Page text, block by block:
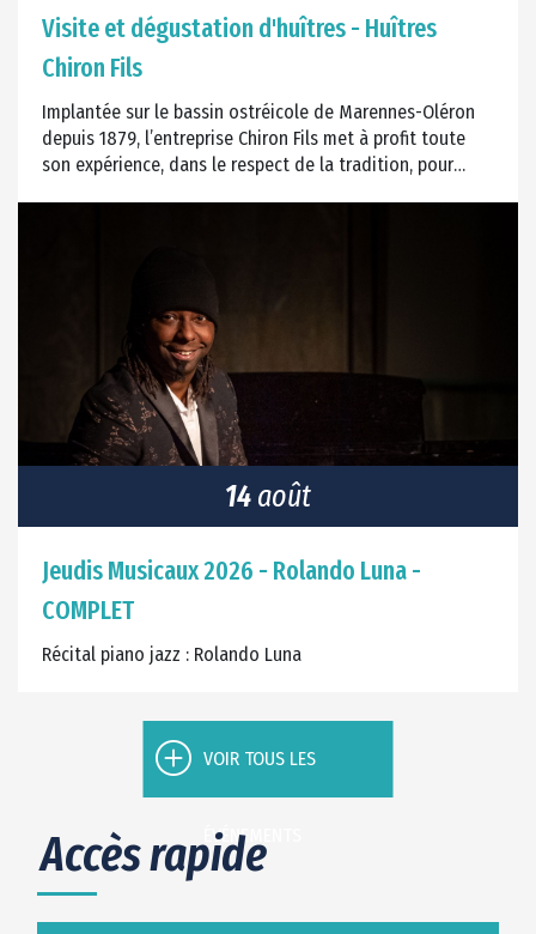
Visite et dégustation d'huîtres - Huîtres
Chiron Fils
Implantée sur le bassin ostréicole de Marennes-Oléron
depuis 1879, l’entreprise Chiron Fils met à profit toute
son expérience, dans le respect de la tradition, pour
14août
Jeudis Musicaux 2026 - Rolando Luna -
COMPLET
Récital piano jazz : Rolando Luna
VOIR TOUS LES
ÉVÉNEMENTS
Accès rapide